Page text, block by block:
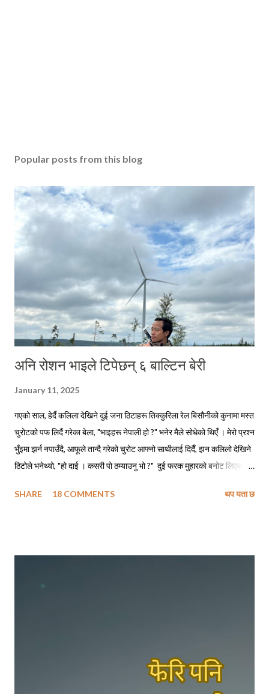
Popular posts from this blog
अनि रोशन भाइले टिपेछन् ६ बाल्टिन बेरी
January 11, 2025
गएको साल, हेर्दै कलिला देखिने दुई जना ठिटाहरू तिक्कुरिला रेल बिसौनीको कुनामा मस्त
चुरोटको पफ लिदैं गरेका बेला, "भाइहरू नेपाली हो ?" भनेर मैले सोधेको थिएँ । मेरो प्रश्न
भुँइमा झर्न नपाउँदै, आफूले तान्दै गरेको चुरोट आफ्नो साथीलाई दिदैँ, झन कलिलो देखिने
ठिटोले भनेथ्यो, "हो दाई । कसरी पो ठम्याउनु भो ?" दुई फरक मुहारको बनोट लिएका
तिमीहरू नेपाली मैं बातचित गर्दै थियौ नी त । मेरो जवाफ सुनेपछि त्यो ठिटोले कपाल
रहेछन् । आफूलाई भेट्न निम्ता दिएको साथीसँग भेट नभएपछि कामको खोजीमा
SHARE 18 COMMENTS थप यता छ